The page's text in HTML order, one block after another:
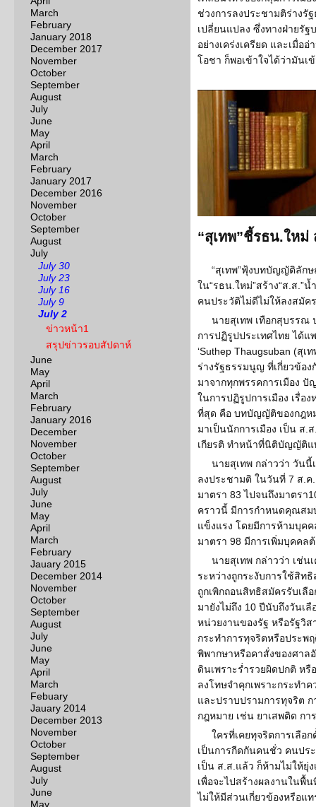
March
February
January 2018
December 2017
November
October
September
August
July
June
May
April
March
February
January 2017
December 2016
November
October
September
August
July
July 30
July 23
July 16
July 9
July 2
ข่าวหน้า1
สรุปข่าวรอบสัปดาห์
June
May
April
March
February
January 2016
December
November
October
September
August
July
June
May
April
March
February
Jauary 2015
December 2014
November
October
September
August
July
June
May
April
March
Febuary
Jauary 2014
December 2013
November
October
September
August
July
June
May
ช่วงการลงประชามติร่างรั
เปลี่ยนแปลง ซึ่งทางฝ่ายรั
อย่างเคร่งเครียด และเมื่อ
โอชา ก็พอเข้าใจได้ว่ามันเ
“สุเทพ”ชี้รธน.ใหม่
“สุเทพ”ฟุ้งบทบัญญัติลัก
ใน“รธน.ใหม่”สร้าง“ส.ส
คนประวัติไม่ดีไม่ให้ลงสมัค
นายสุเทพ เทือกสุบรรณ
การปฏิรูปประเทศไทย ได้แ
‘Suthep Thaugsuban (สุเ
ร่างรัฐธรรมนูญ ที่เกี่ยวข้อ
มาจากทุกพรรคการเมือง
ในการปฏิรูปการเมือง เรื่อ
ที่สุด คือ บทบัญญัติของกฎห
มาเป็นนักการเมือง เป็น ส.
เกียรติ ทำหน้าที่นิติบัญญัติ
นายสุเทพ กล่าวว่า วัน
ลงประชามติ ในวันที่ 7 ส.
มาตรา 83 ไปจนถึงมาตรา
คราวนี้ มีการกำหนดคุณสม
แข็งแรง โดยมีการห้ามบุคค
มาตรา 98 มีการเพิ่มบุคคล
นายสุเทพ กล่าวว่า เช่น
ระหว่างถูกระงับการใช้สิท
ถูกเพิกถอนสิทธิสมัครรับเลื
มายังไม่ถึง 10 ปีนับถึงวันเ
หน่วยงานของรัฐ หรือรัฐวิ
กระทำการทุจริตหรือประพ
พิพากษาหรือคาสั่งของศาล
ดินเพราะร่ำรวยผิดปกติ หรื
ลงโทษจำคุกเพราะกระทำ
และปราบปรามการทุจริต
กฎหมาย เช่น ยาเสพติด ก
ใครที่เคยทุจริตการเลือ
เป็นการกีดกันคนชั่ว คนปร
เป็น ส.ส.แล้ว ก็ห้ามไม่ให้ยุ่
เพื่อจะไปสร้างผลงานในพื้
ไม่ให้มีส่วนเกี่ยวข้องหรือแ